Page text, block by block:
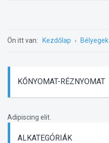
Ön itt van: Kezdőlap Bélyegek
KŐNYOMAT-RÉZNYOMAT
Adipiscing elit.
ALKATEGÓRIÁK